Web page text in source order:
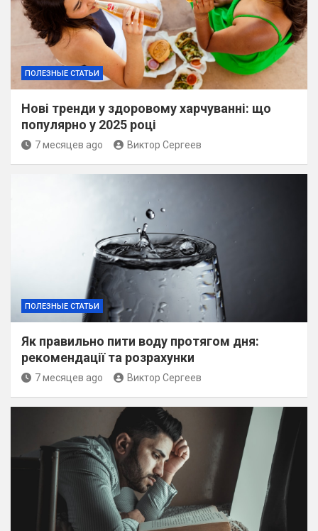
ПОЛЕЗНЫЕ СТАТЬИ
Нові тренди у здоровому харчуванні: що
популярно у 2025 році
7 месяцев ago Виктор Сергеев
ПОЛЕЗНЫЕ СТАТЬИ
Як правильно пити воду протягом дня:
рекомендації та розрахунки
7 месяцев ago Виктор Сергеев